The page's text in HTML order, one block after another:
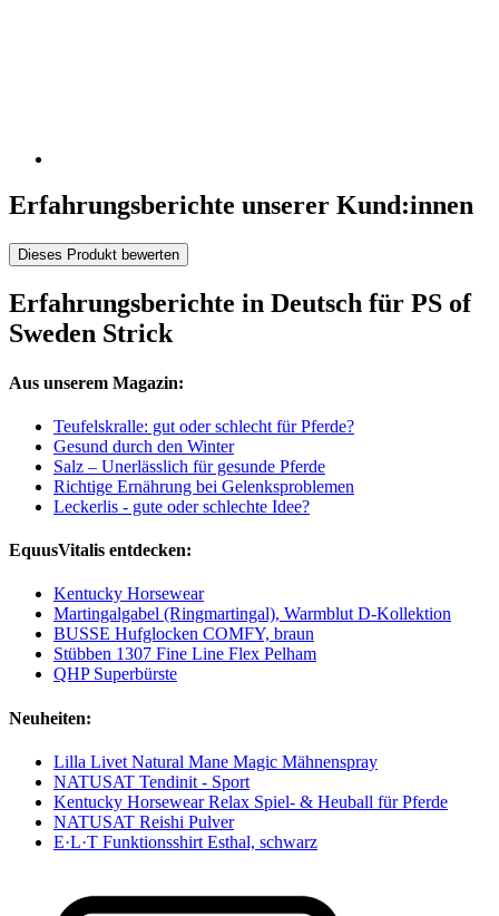
Erfahrungsberichte unserer Kund:innen
Dieses Produkt bewerten
Erfahrungsberichte in Deutsch für PS of
Sweden Strick
Aus unserem Magazin:
Teufelskralle: gut oder schlecht für Pferde?
Gesund durch den Winter
Salz – Unerlässlich für gesunde Pferde
Richtige Ernährung bei Gelenksproblemen
Leckerlis - gute oder schlechte Idee?
EquusVitalis entdecken:
Kentucky Horsewear
Martingalgabel (Ringmartingal), Warmblut D-Kollektion
BUSSE Hufglocken COMFY, braun
Stübben 1307 Fine Line Flex Pelham
QHP Superbürste
Neuheiten:
Lilla Livet Natural Mane Magic Mähnenspray
NATUSAT Tendinit - Sport
Kentucky Horsewear Relax Spiel- & Heuball für Pferde
NATUSAT Reishi Pulver
E·L·T Funktionsshirt Esthal, schwarz